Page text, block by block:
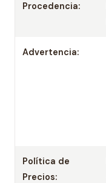
Procedencia:
Advertencia:
Política de
Precios: